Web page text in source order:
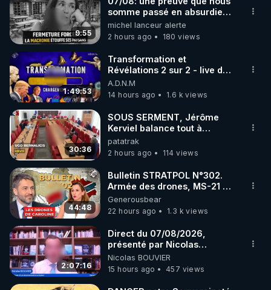
9:55
somme passé en absurdie
une dictature qui veut faire
taire ses opposant !
michel lanceur alerte
2 hours ago
180 views
1:49:53
Transformation et
Révélations 2 sur 2 - live du
07/08/26
A.D.N.M
14 hours ago
1.6 k views
30:36
SOUS SERMENT, Jérôme
Kerviel balance tout à
l'Assemblée !
patatrak
2 hours ago
114 views
44:48
Bulletin STRATPOL N°302.
Armée des drones, MS-21 en
série, missiles coréens.
07.08.2026.
Generousbear
22 hours ago
1.3 k views
2:07:16
Direct du 07/08/2026,
présenté par Nicolas
BOUVIER
Nicolas BOUVIER
15 hours ago
457 views